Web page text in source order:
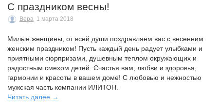
С праздником весны!
Вера 1 марта 2018
Милые женщины, от всей души поздравляем вас с весенним
женским праздником! Пусть каждый день радует улыбками и
приятными сюрпризами, душевным теплом окружающих и
радостным смехом детей. Счастья вам, любви и здоровья,
гармонии и красоты в вашем доме! С любовью и нежностью
мужская часть компании ИЛИТОН.
Читать далее →